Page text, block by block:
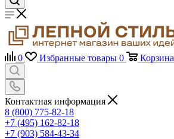
0 Избранные товары 0 Корзина
Контактная информация
8 (800) 775-82-18
+7 (495) 162-82-18
+7 (903) 584-43-34